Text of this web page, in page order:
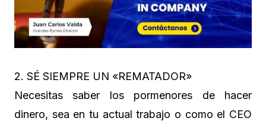
2. SÉ SIEMPRE UN «REMATADOR»
Necesitas saber los pormenores de hacer
dinero, sea en tu actual trabajo o como el CEO